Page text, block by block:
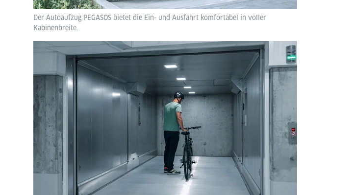
Der Autoaufzug PEGASOS bietet die Ein- und Ausfahrt komfortabel in voller
Kabinenbreite.